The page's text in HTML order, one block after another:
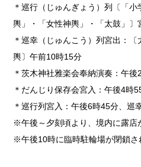
＊巡行（じゅんぎょう）列〔「
輿」・「女性神輿」・「太鼓」〕
＊巡幸（じゅんこう）列宮出：
輿〕午前10時15分
＊茨木神社雅楽会奉納演奏：午
＊だんじり保存会宮入：午後4時
＊巡行列宮入：午後6時45分、巡
※午後～夕刻頃より、境内に露店
※午後10時に臨時駐輪場が閉鎖さ